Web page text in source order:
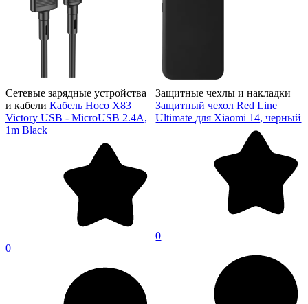
Сетевые зарядные устройства
и кабели Кабель Hoco X83
Victory USB - MicroUSB 2.4A,
1m Black
0
Защитные чехлы и накладки
Защитный чехол Red Line
Ultimate для Xiaomi 14, черный
0